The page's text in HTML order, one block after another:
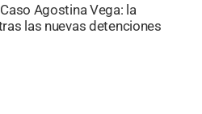
Caso Agostina Vega: la
las nuevas detenciones